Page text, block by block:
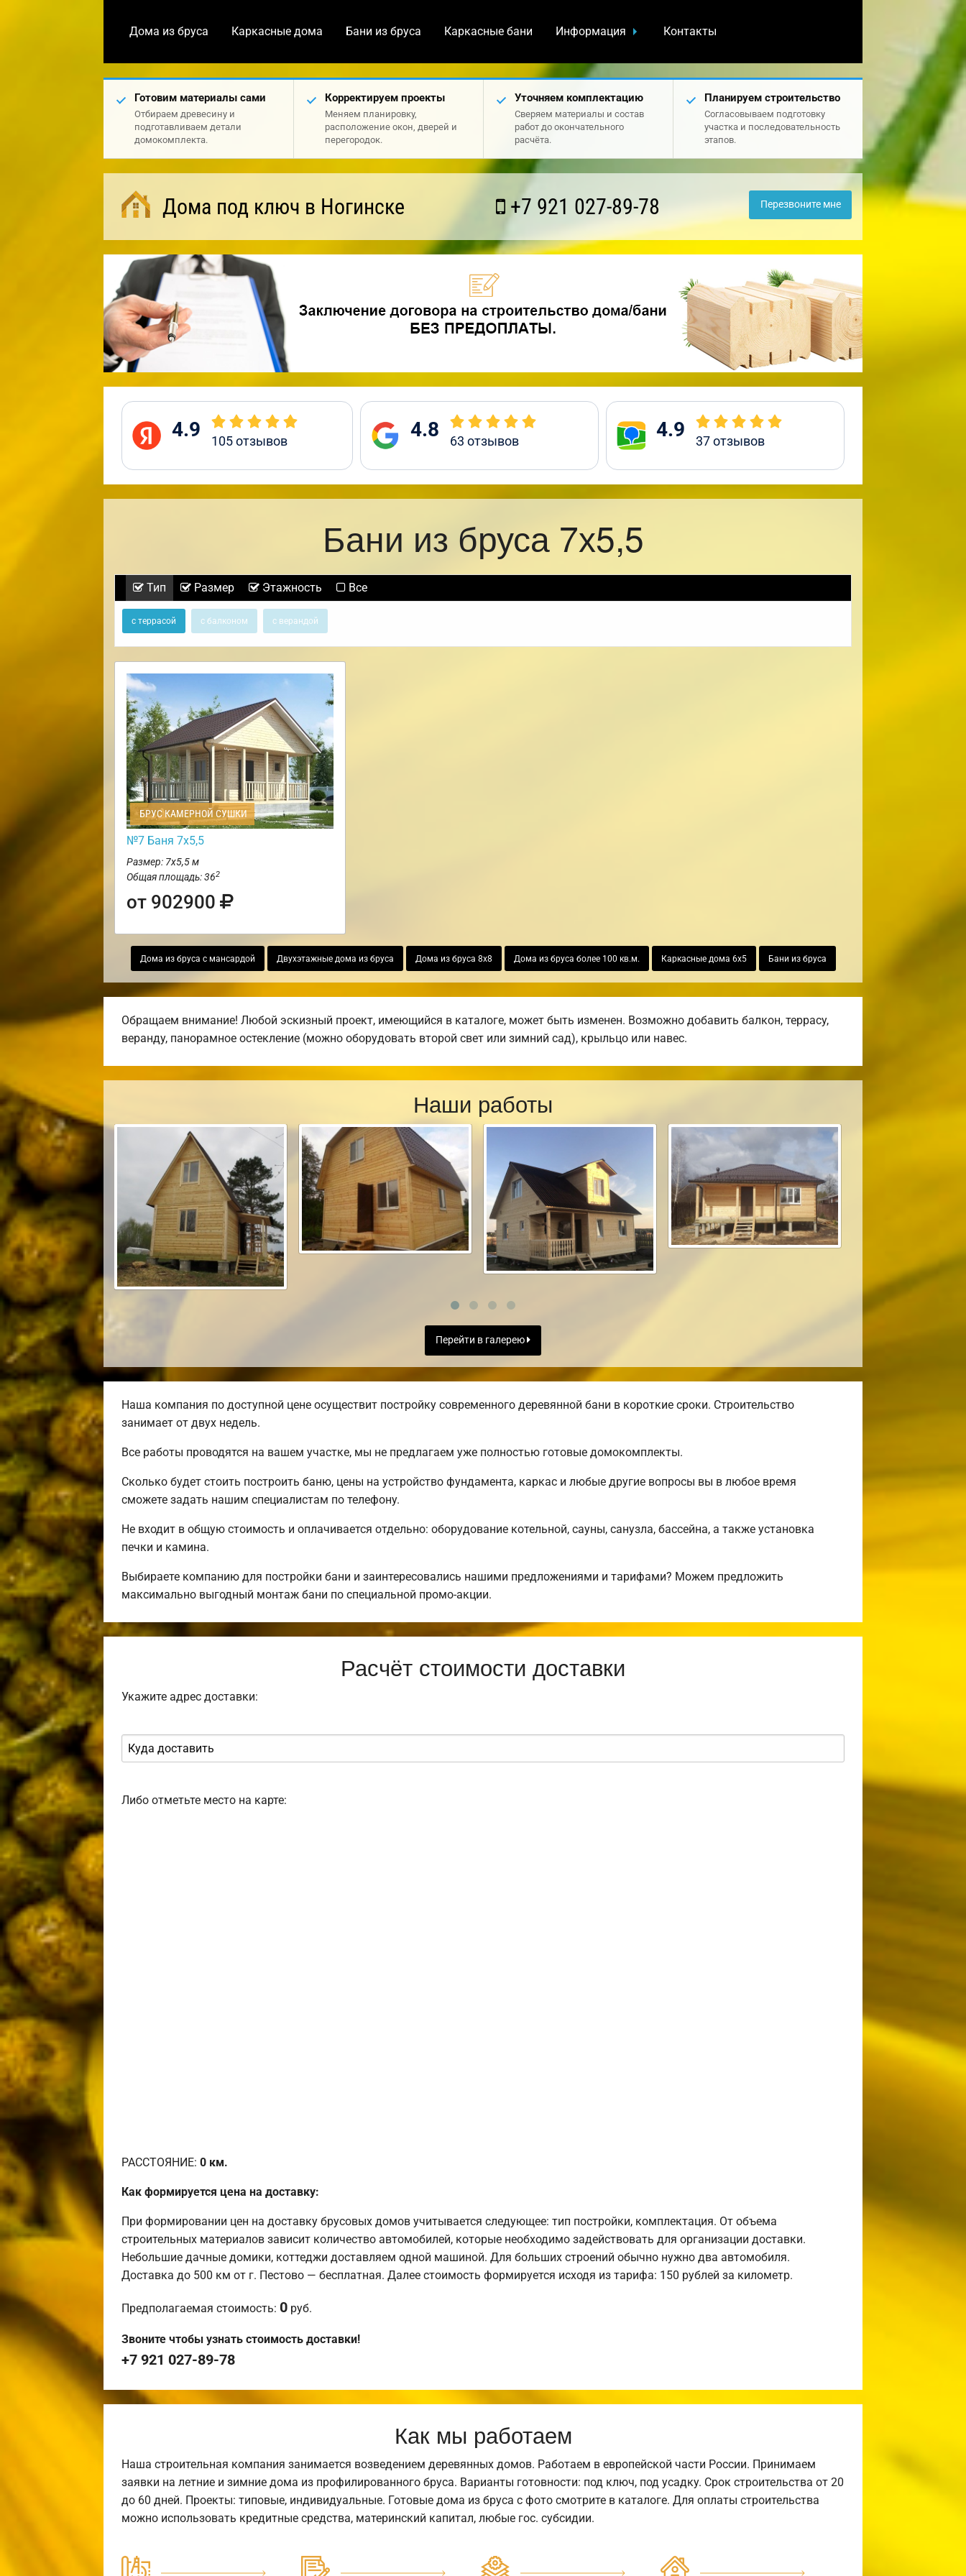
Дома из бруса Каркасные дома Бани из бруса Каркасные бани Информация Контакты
Готовим материалы сами
Отбираем древесину и
подготавливаем детали
домокомплекта.
Корректируем проекты
Меняем планировку,
расположение окон, дверей и
перегородок.
Уточняем комплектацию
Сверяем материалы и состав
работ до окончательного
расчёта.
Планируем строительство
Согласовываем подготовку
участка и последовательность
этапов.
Дома под ключ в Ногинске +7 921 027-89-78 Перезвоните мне
4.9 105отзывов 4.8 63 отзывов 4.9 37отзывов
Бани из бруса 7х5,5
Тип Размер Этажность Все
с террасой с балконом с верандой
БРУС КАМЕРНОЙ СУШКИ
№7 Баня 7х5,5
Размер: 7х5,5 м
Общая площадь: 362
от 902900
Дома из бруса с мансардой Двухэтажные дома из бруса Дома из бруса 8х8 Дома из бруса более 100 кв.м. Каркасные дома 6х5 Бани из бруса
Обращаем внимание! Любой эскизный проект, имеющийся в каталоге, может быть изменен. Возможно добавить балкон, террасу,
веранду, панорамное остекление (можно оборудовать второй свет или зимний сад), крыльцо или навес.
Наши работы
Перейти в галерею
Наша компания по доступной цене осуществит постройку современного деревянной бани в короткие сроки. Строительство
занимает от двух недель.
Все работы проводятся на вашем участке, мы не предлагаем уже полностью готовые домокомплекты.
Сколько будет стоить построить баню, цены на устройство фундамента, каркас и любые другие вопросы вы в любое время
сможете задать нашим специалистам по телефону.
Не входит в общую стоимость и оплачивается отдельно: оборудование котельной, сауны, санузла, бассейна, а также установка
печки и камина.
Выбираете компанию для постройки бани и заинтересовались нашими предложениями и тарифами? Можем предложить
максимально выгодный монтаж бани по специальной промо-акции.
Расчёт стоимости доставки
Укажите адрес доставки:
Либо отметьте место на карте:
РАССТОЯНИЕ: 0 км.
Как формируется цена на доставку:
При формировании цен на доставку брусовых домов учитывается следующее: тип постройки, комплектация. От объема
строительных материалов зависит количество автомобилей, которые необходимо задействовать для организации доставки.
Небольшие дачные домики, коттеджи доставляем одной машиной. Для больших строений обычно нужно два автомобиля.
Доставка до 500 км от г. Пестово — бесплатная. Далее стоимость формируется исходя из тарифа: 150 рублей за километр.
Предполагаемая стоимость: 0 руб.
Звоните чтобы узнать стоимость доставки!
+7 921 027-89-78
Как мы работаем
Наша строительная компания занимается возведением деревянных домов. Работаем в европейской части России. Принимаем
заявки на летние и зимние дома из профилированного бруса. Варианты готовности: под ключ, под усадку. Срок строительства от 20
до 60 дней. Проекты: типовые, индивидуальные. Готовые дома из бруса с фото смотрите в каталоге. Для оплаты строительства
можно использовать кредитные средства, материнский капитал, любые гос. субсидии.